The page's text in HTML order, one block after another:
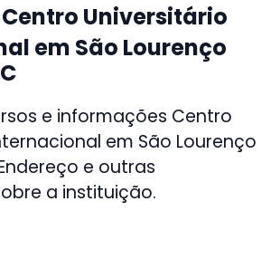
Universitário
em São Lourenço
e informações Centro
em São Lourenço
e outras
a instituição.